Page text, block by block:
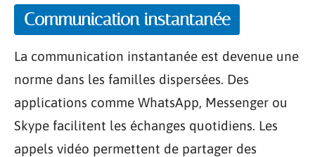
Communication instantanée
La communication instantanée est devenue une
norme dans les familles dispersées. Des
applications comme WhatsApp, Messenger ou
Skype facilitent les échanges quotidiens. Les
appels vidéo permettent de partager des